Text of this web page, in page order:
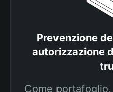
Prevenzione
autorizzazione
Come